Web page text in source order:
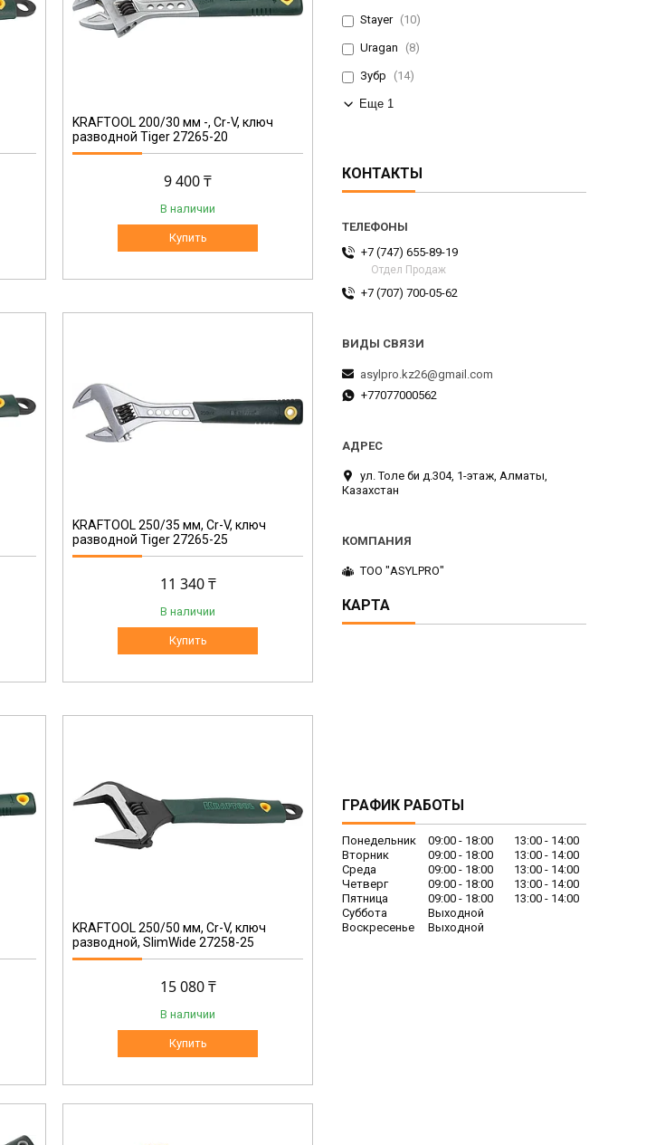
KRAFTOOL 200/30 мм -, Cr-V, ключ
разводной Tiger 27265-20
9 400 ₸
В наличии
Купить
KRAFTOOL 250/35 мм, Cr-V, ключ
разводной Tiger 27265-25
11 340 ₸
В наличии
Купить
KRAFTOOL 250/50 мм, Cr-V, ключ
разводной, SlimWide 27258-25
15 080 ₸
В наличии
Купить
Stayer 10
Uragan 8
Зубр 14
Еще 1
КОНТАКТЫ
+7 (747) 655-89-19
Отдел Продаж
+7 (707) 700-05-62
asylpro.kz26@gmail.com
+77077000562
ул. Толе би д.304, 1-этаж, Алматы,
Казахстан
ТОО "ASYLPRO"
КАРТА
ГРАФИК РАБОТЫ
Понедельник 09:00 18:00 13:00
14:00
Вторник
09:00 18:00 13:00
14:00
Среда
09:00 18:00 13:00
14:00
Четверг
09:00 18:00 13:00
14:00
Пятница
09:00 18:00 13:00
14:00
Суббота
Выходной
Воскресенье
Выходной